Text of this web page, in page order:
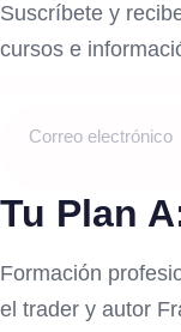
Suscríbete y
cursos e
Tu Plan
Formación
el trader y autor